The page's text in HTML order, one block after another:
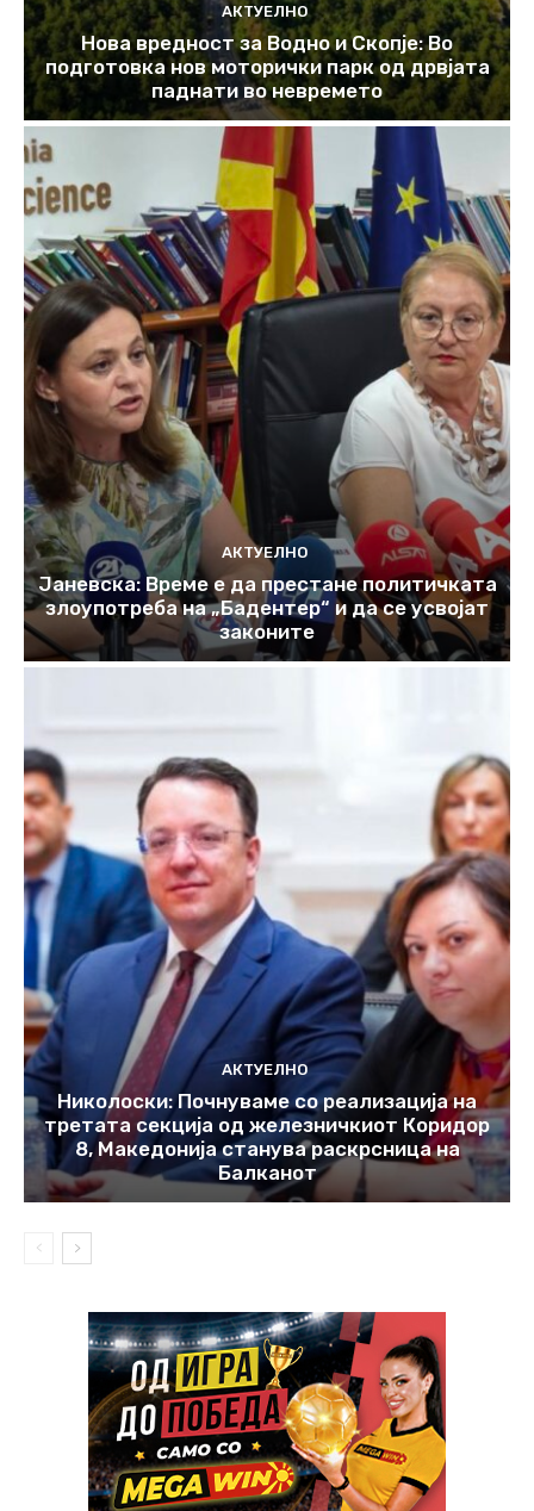
АКТУЕЛНО
Нова вредност за Водно и Скопје: Во
подготовка нов моторички парк од дрвјата
паднати во невремето
АКТУЕЛНО
Јаневска: Време е да престане политичката
злоупотреба на „Бадентер“ и да се усвојат
законите
АКТУЕЛНО
Николоски: Почнуваме со реализација на
третата секција од железничкиот Коридор
8, Македонија станува раскрсница на
Балканот